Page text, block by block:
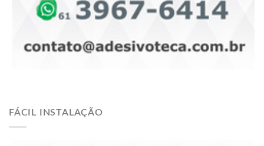
FÁCIL INSTALAÇÃO